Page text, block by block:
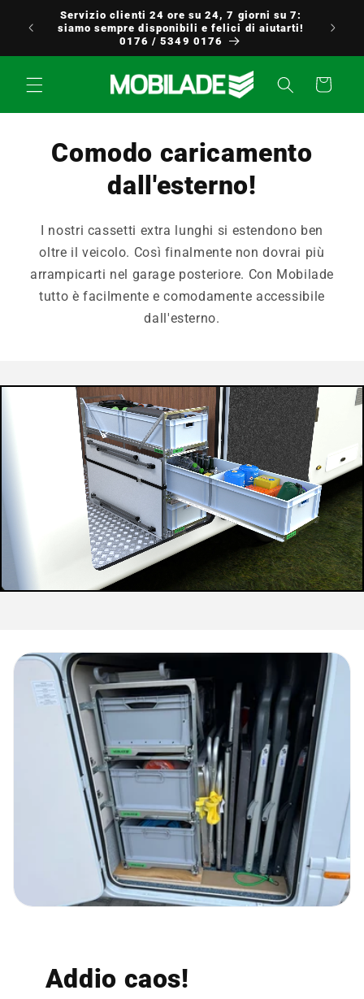
direttamente
ai contenuti
Servizio clienti 24 ore su 24, 7 giorni su 7:
siamo sempre disponibili e felici di aiutarti!
0176 / 5349 0176
Carrello
Comodo caricamento
dall'esterno!
I nostri cassetti extra lunghi si estendono ben
oltre il veicolo. Così finalmente non dovrai più
arrampicarti nel garage posteriore. Con Mobilade
tutto è facilmente e comodamente accessibile
dall'esterno.
Addio caos!